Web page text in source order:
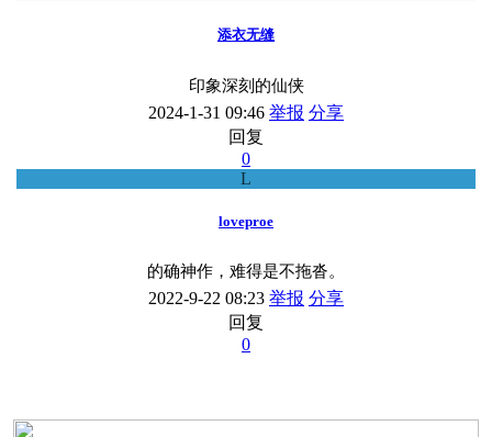
添衣无缝
印象深刻的仙侠
2024-1-31 09:46 举报 分享
回复
0
L
loveproe
的确神作，难得是不拖沓。
2022-9-22 08:23 举报 分享
回复
0